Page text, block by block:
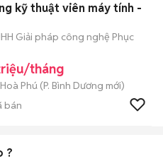
kỹ thuật viên máy tính -
Giải pháp công nghệ Phục
tháng
Phú (P. Bình Dương mới)
bán
?